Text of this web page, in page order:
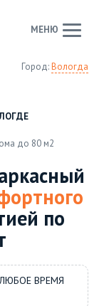
Город:Вологда
МЕНЮ
до 80 м2
по
ВРЕМЯ